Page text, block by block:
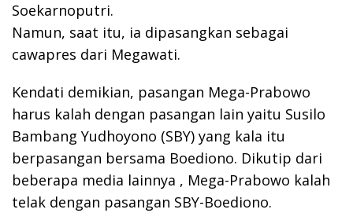
Soekarnoputri.
Namun, saat itu, ia dipasangkan sebagai
cawapres dari Megawati.
Kendati demikian, pasangan Mega-Prabowo
harus kalah dengan pasangan lain yaitu Susilo
Bambang Yudhoyono (SBY) yang kala itu
berpasangan bersama Boediono. Dikutip dari
beberapa media lainnya , Mega-Prabowo kalah
telak dengan pasangan SBY-Boediono.